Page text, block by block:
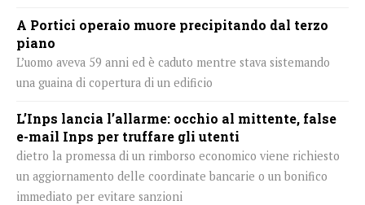
A Portici operaio muore precipitando dal terzo
piano
L’uomo aveva 59 anni ed è caduto mentre stava sistemando
una guaina di copertura di un edificio
L’Inps lancia l’allarme: occhio al mittente, false
e-mail Inps per truffare gli utenti
dietro la promessa di un rimborso economico viene richiesto
un aggiornamento delle coordinate bancarie o un bonifico
immediato per evitare sanzioni